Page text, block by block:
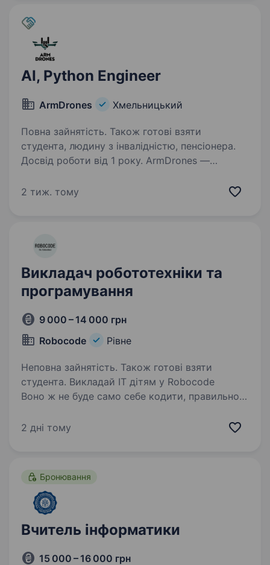
AI, Python Engineer
ArmDrones Хмельницький
Повна зайнятість. Також готові взяти
студента, людину з інвалідністю, пенсіонера.
Досвід роботи від 1 року. ArmDrones —
Ми пройшли трансформацію від навчальної
2 тиж. тому
Викладач робототехніки та
програмування
9 000 – 14 000 грн
Robocode
Рівне
Неповна зайнятість. Також готові взяти
студента. Викладай ІТ дітям у Robocode
Воно ж не буде само себе кодити, правильно?
створюють свої перші ігри, мультики,
2 дні тому
Бронювання
Вчитель інформатики
15 000 – 16 000 грн